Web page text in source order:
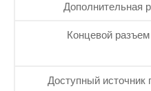
Дополнительная
Концевой
Доступный источник